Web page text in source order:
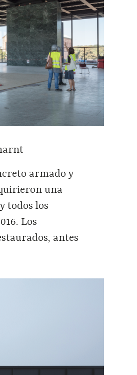
armado y
una
todos los
Los
antes